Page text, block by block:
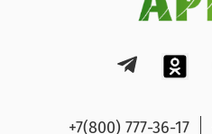
+7(800) 777-36-17